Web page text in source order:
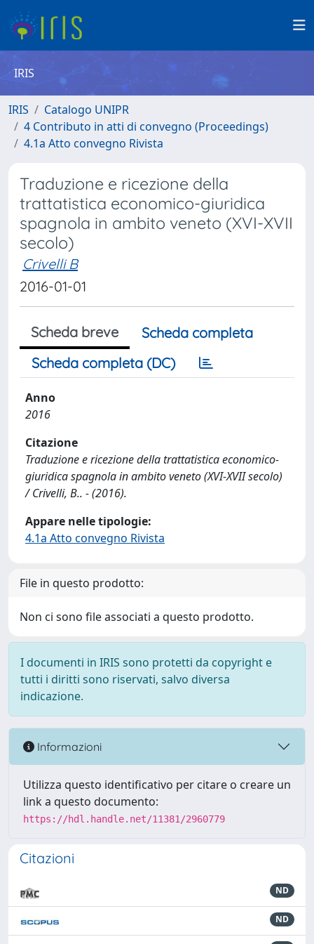
IRIS
IRIS
Catalogo UNIPR
4 Contributo in atti di convegno (Proceedings)
4.1a Atto convegno Rivista
Traduzione e ricezione della
trattatistica economico-giuridica
spagnola in ambito veneto (XVI-XVII
secolo)
Crivelli B
2016-01-01
Scheda breve
Scheda completa
Scheda completa (DC)
Anno
2016
Citazione
Traduzione e ricezione della trattatistica economico-
giuridica spagnola in ambito veneto (XVI-XVII secolo)
/ Crivelli, B.. - (2016).
Appare nelle tipologie:
4.1a Atto convegno Rivista
File in questo prodotto:
Non ci sono file associati a questo prodotto.
I documenti in IRIS sono protetti da copyright e
tutti i diritti sono riservati, salvo diversa
indicazione.
Informazioni
Utilizza questo identificativo per citare o creare un
link a questo documento:
https://hdl.handle.net/11381/2960779
Citazioni
ND
ND